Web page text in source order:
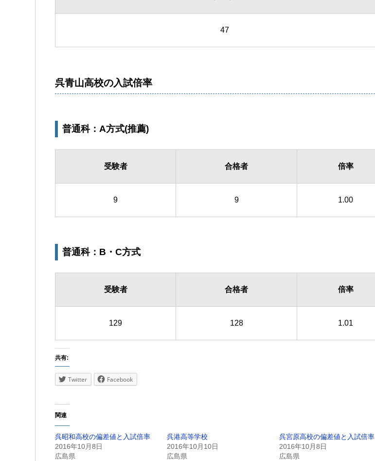
47
呉青山高校の入試倍率
普通科：A方式(推薦)
受験者 合格者 倍率
9 9 1.00
普通科：B・C方式
受験者 合格者 倍率
129 128 1.01
共有:
Twitter Facebook
関連
呉昭和高校の偏差値と入試倍率
2016年10月8日
広島県
呉港高等学校
2016年10月10日
広島県
呉宮原高校の偏差値と入試倍率
2016年10月8日
広島県